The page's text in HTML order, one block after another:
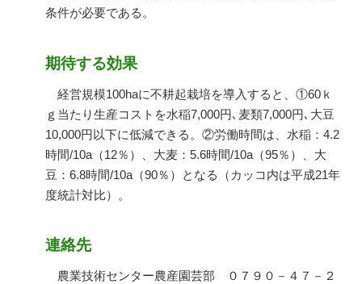
条件が必要である。
期待する効果
経営規模100haに不耕起栽培を導入すると、①60ｋ
ｇ当たり生産コストを水稲7,000円､麦類7,000円､大豆
10,000円以下に低減できる。②労働時間は、水稲：4.2
時間/10a（12％）、大麦：5.6時間/10a（95％）、大
豆：6.8時間/10a（90％）となる（カッコ内は平成21年
度統計対比）。
連絡先
農業技術センター農産園芸部 ０７９０－４７－２